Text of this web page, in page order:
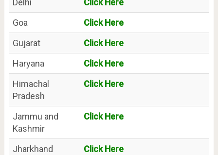
Delhi
Click Here
Goa
Click Here
Gujarat
Click Here
Haryana
Click Here
Himachal
Pradesh
Click Here
Jammu and
Kashmir
Click Here
Jharkhand
Click Here